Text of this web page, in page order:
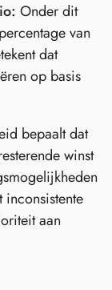
Onder dit
van
dat
op basis
bepaalt dat
winst
aan